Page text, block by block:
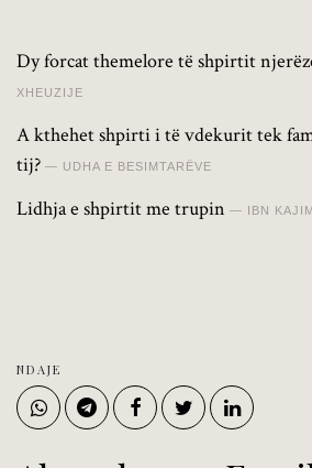
Dy forcat themelore të shpirtit
XHEUZIJE
A kthehet shpirti i të vdekurit tek
tij?
UDHA E BESIMTARËVE
Lidhja e shpirtit me trupin IBN
NDAJE